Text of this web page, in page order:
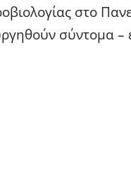
στο
σύντομα –